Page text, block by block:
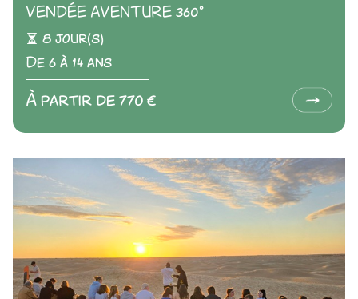
VENDÉE AVENTURE 360°
8 jour(s)
De 6 à 14 ans
À partir de 770 €